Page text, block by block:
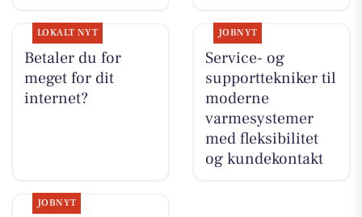
LOKALT NYT
Betaler du for
meget for dit
internet?
JOBNYT
Service- og
supporttekniker til
moderne
varmesystemer
med fleksibilitet
og kundekontakt
JOBNYT